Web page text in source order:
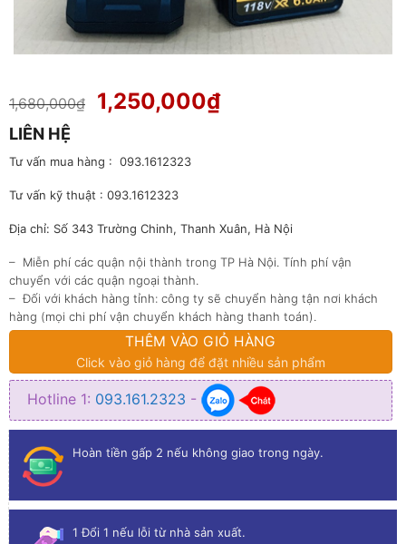
1,680,000₫
Giá
gốc
1,680,000₫.
1,250,000₫Giá
LIÊN HỆ
Tư vấn mua hàng : 093.1612323
Tư vấn kỹ thuật : 093.1612323
Địa chỉ: Số 343 Trường Chinh, Thanh Xuân, Hà Nội
– Miễn phí các quận nội thành trong TP Hà Nội. Tính phí vận
chuyển với các quận ngoại thành.
– Đối với khách hàng tỉnh: công ty sẽ chuyển hàng tận nơi khách
hàng (mọi chi phí vận chuyển khách hàng thanh toán).
THÊM VÀO GIỎ HÀNG
Click vào giỏ hàng để đặt nhiều sản phẩm
Hotline 1: 093.161.2323 -
Hoàn tiền gấp 2 nếu không giao trong ngày.
1 Đổi 1 nếu lỗi từ nhà sản xuất.